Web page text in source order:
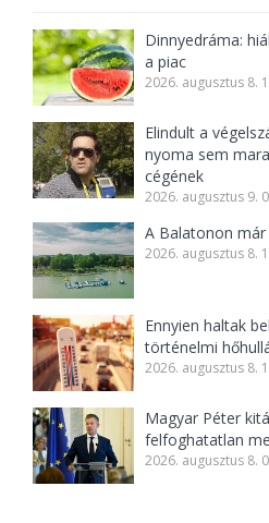
Dinnyedráma:
a piac
2026. augusztus 8.
Elindult a
nyoma sem
cégének
2026. augusztus 9.
A Balatonon
2026. augusztus 8.
Ennyien haltak
történelmi
2026. augusztus 8.
Magyar Péter
felfoghatatlan
2026. augusztus 8.